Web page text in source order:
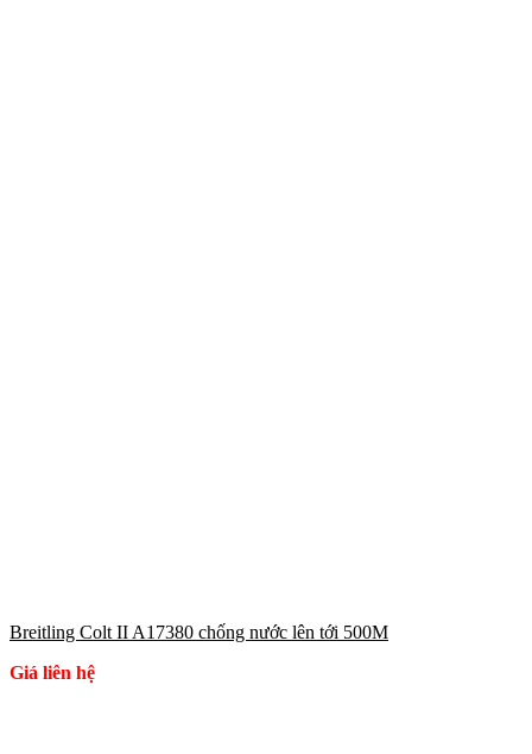
Breitling Colt II A17380 chống nước lên tới 500M
Giá liên hệ